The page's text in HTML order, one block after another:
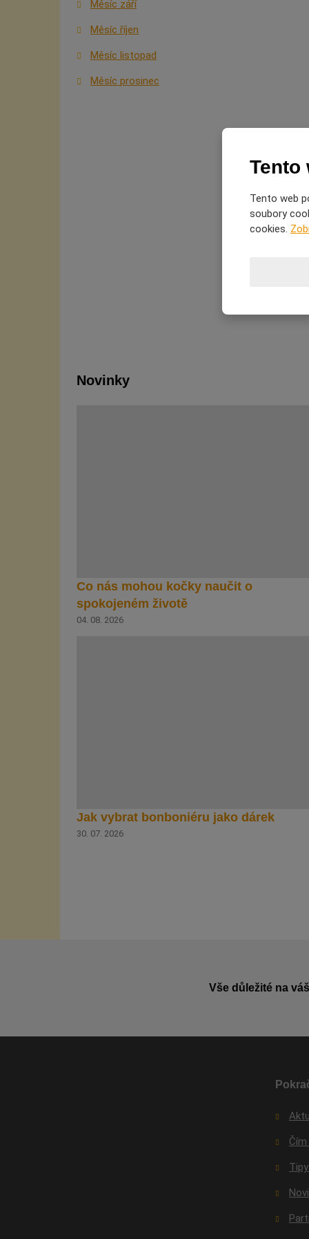
Měsíc září
Měsíc říjen
Měsíc listopad
Měsíc prosinec
Novinky
Co nás mohou kočky naučit o
spokojeném životě
04. 08. 2026
Jak vybrat bonboniéru jako dárek
30. 07. 2026
Vše důležité na
Tento
Tento web
soubory
cookies.